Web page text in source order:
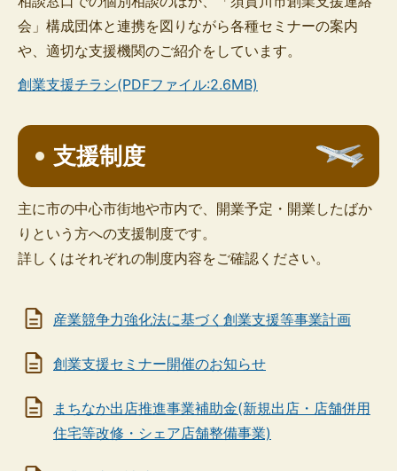
会」構成団体と連携を図りながら各種セミナーの案内
や、適切な支援機関のご紹介をしています。
創業支援チラシ(PDFファイル:2.6MB)
支援制度
主に市の中心市街地や市内で、開業予定・開業したばか
りという方への支援制度です。
詳しくはそれぞれの制度内容をご確認ください。
産業競争力強化法に基づく創業支援等事業計画
創業支援セミナー開催のお知らせ
まちなか出店推進事業補助金(新規出店・店舗併用
住宅等改修・シェア店舗整備事業)